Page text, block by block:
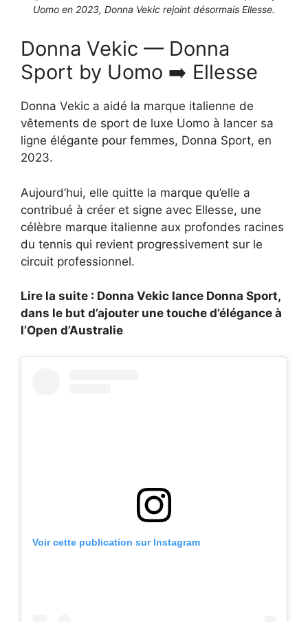
Uomo en 2023, Donna Vekic rejoint désormais Ellesse.
Donna Vekic — Donna
Sport by Uomo ➡️ Ellesse
Donna Vekic a aidé la marque italienne de
vêtements de sport de luxe Uomo à lancer sa
ligne élégante pour femmes, Donna Sport, en
2023.
Aujourd’hui, elle quitte la marque qu’elle a
contribué à créer et signe avec Ellesse, une
célèbre marque italienne aux profondes racines
du tennis qui revient progressivement sur le
circuit professionnel.
Lire la suite : Donna Vekic lance Donna Sport,
dans le but d’ajouter une touche d’élégance à
l’Open d’Australie
Voir cette publication sur Instagram